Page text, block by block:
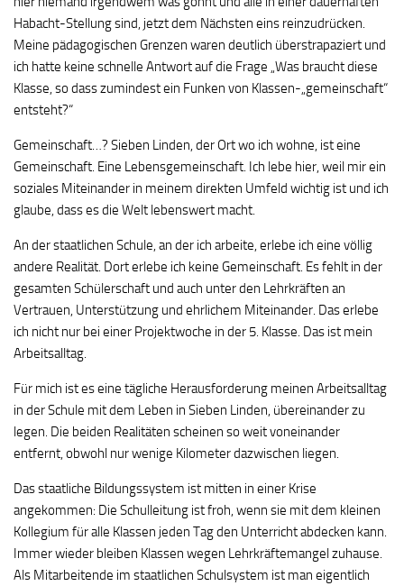
Habacht-Stellung sind, jetzt dem Nächsten eins reinzudrücken.
Meine pädagogischen Grenzen waren deutlich überstrapaziert und
ich hatte keine schnelle Antwort auf die Frage „Was braucht diese
Klasse, so dass zumindest ein Funken von Klassen-„gemeinschaft“
entsteht?“
Gemeinschaft…? Sieben Linden, der Ort wo ich wohne, ist eine
Gemeinschaft. Eine Lebensgemeinschaft. Ich lebe hier, weil mir ein
soziales Miteinander in meinem direkten Umfeld wichtig ist und ich
glaube, dass es die Welt lebenswert macht.
An der staatlichen Schule, an der ich arbeite, erlebe ich eine völlig
andere Realität. Dort erlebe ich keine Gemeinschaft. Es fehlt in der
gesamten Schülerschaft und auch unter den Lehrkräften an
Vertrauen, Unterstützung und ehrlichem Miteinander. Das erlebe
ich nicht nur bei einer Projektwoche in der 5. Klasse. Das ist mein
Arbeitsalltag.
Für mich ist es eine tägliche Herausforderung meinen Arbeitsalltag
in der Schule mit dem Leben in Sieben Linden, übereinander zu
legen. Die beiden Realitäten scheinen so weit voneinander
entfernt, obwohl nur wenige Kilometer dazwischen liegen.
Das staatliche Bildungssystem ist mitten in einer Krise
angekommen: Die Schulleitung ist froh, wenn sie mit dem kleinen
Kollegium für alle Klassen jeden Tag den Unterricht abdecken kann.
Immer wieder bleiben Klassen wegen Lehrkräftemangel zuhause.
Als Mitarbeitende im staatlichen Schulsystem ist man eigentlich